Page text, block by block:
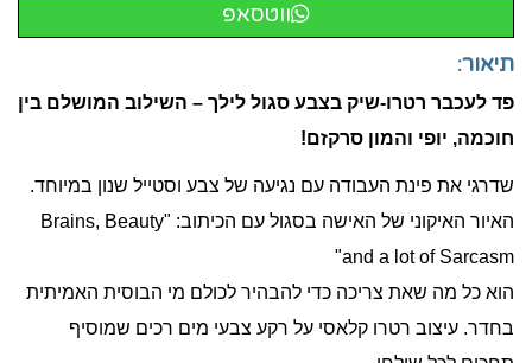
ווטסאפ
תיאור:
פד לעכבר רטרו-שיק בצבע סגול לילך – השילוב המושלם בין
חוכמה, יופי והמון סרקזם!
שדרגי את פינת העבודה עם נגיעה של צבע וסטייל שנון במיוחד.
האיור האיקוני של האישה בסגול עם הכיתוב: "Brains, Beauty
and a lot of Sarcasm"
הוא כל מה שאת צריכה כדי להבהיר לכולם מי הבוסית האמיתית
בחדר. עיצוב רטרו קלאסי על רקע צבעי מים רכים שמוסיף